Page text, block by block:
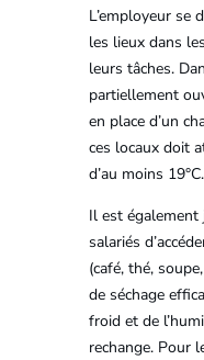
L’employeur se
les lieux dans
leurs tâches.
partiellement
en place d’un
ces locaux doit
d’au moins 19°C.
Il est également
salariés
(café, thé,
de séchage
froid et de
rechange. Pour